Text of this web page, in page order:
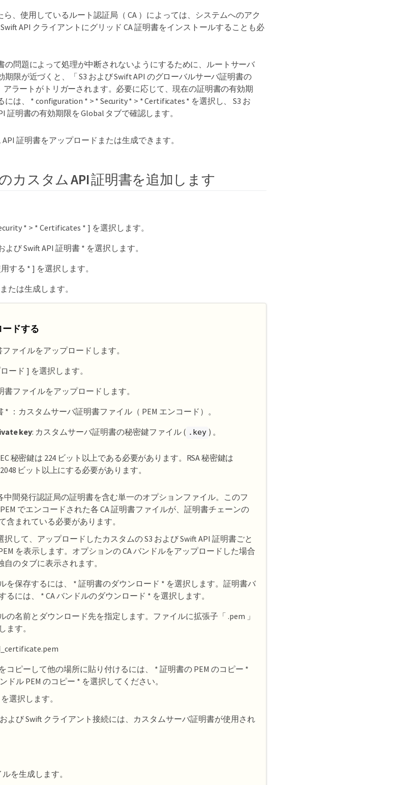
、使用しているルート認証局（ CA ）によっては、システムへのアク
API クライアントにグリッド CA 証明書をインストールすることも必
の問題によって処理が中断されないようにするために、ルートサーバ
期限が近づくと、「 S3 および Swift API のグローバルサーバ証明書の
アラートがトリガーされます。必要に応じて、現在の証明書の有効期
には、 * configuration * > * Security * > * Certificates * を選択し、 S3 お
証明書の有効期限を Global タブで確認します。
証明書をアップロードまたは生成できます。
カスタム API 証明書を追加します
* > * Certificates * ] を選択します。
よび Swift API 証明書 * を選択します。
する * ] を選択します。
たは生成します。
ドする
ァイルをアップロードします。
ード ] を選択します。
書ファイルをアップロードします。
* ：カスタムサーバ証明書ファイル（ PEM エンコード）。
key: カスタムサーバ証明書の秘密鍵ファイル ( .key ) 。
EC 秘密鍵は 224 ビット以上である必要があります。RSA 秘密鍵は
2048 ビット以上にする必要があります。
中間発行認証局の証明書を含む単一のオプションファイル。このフ
でエンコードされた各 CA 証明書ファイルが、証明書チェーンの
含まれている必要があります。
して、アップロードしたカスタムの S3 および Swift API 証明書ごと
を表示します。オプションの CA バンドルをアップロードした場合
のタブに表示されます。
を保存するには、 * 証明書のダウンロード * を選択します。証明書バ
るには、 * CA バンドルのダウンロード * を選択します。
の名前とダウンロード先を指定します。ファイルに拡張子「 .pem 」
ます。
コピーして他の場所に貼り付けるには、 * 証明書の PEM のコピー *
ドル PEM のコピー * を選択してください。
選択します。
よび Swift クライアント接続には、カスタムサーバ証明書が使用され
を生成します。